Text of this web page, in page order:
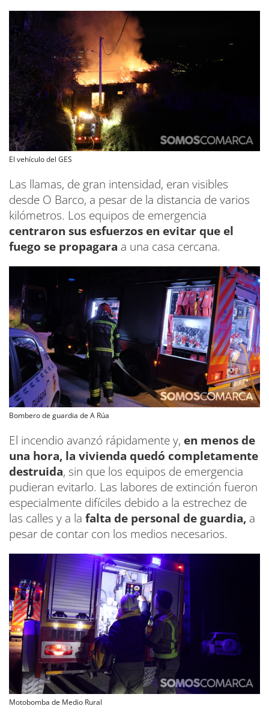
El vehículo del GES
Las llamas, de gran intensidad, eran visibles
desde O Barco, a pesar de la distancia de varios
kilómetros. Los equipos de emergencia
centraron sus esfuerzos en evitar que el
fuego se propagara a una casa cercana.
Bombero de guardia de A Rúa
El incendio avanzó rápidamente y, en menos de
una hora, la vivienda quedó completamente
destruida, sin que los equipos de emergencia
pudieran evitarlo. Las labores de extinción fueron
especialmente difíciles debido a la estrechez de
las calles y a la falta de personal de guardia, a
pesar de contar con los medios necesarios.
Motobomba de Medio Rural